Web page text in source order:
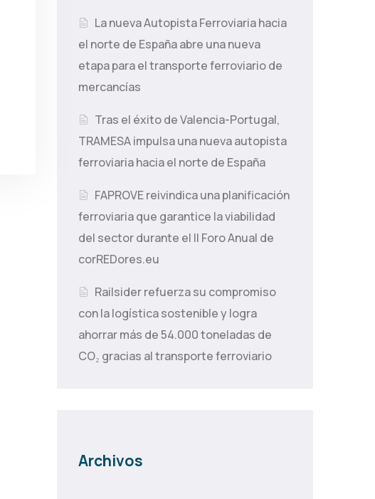
La nueva Autopista Ferroviaria hacia
el norte de España abre una nueva
etapa para el transporte ferroviario de
mercancías
Tras el éxito de Valencia-Portugal,
TRAMESA impulsa una nueva autopista
ferroviaria hacia el norte de España
FAPROVE reivindica una planificación
ferroviaria que garantice la viabilidad
del sector durante el II Foro Anual de
corREDores.eu
Railsider refuerza su compromiso
con la logística sostenible y logra
ahorrar más de 54.000 toneladas de
CO₂ gracias al transporte ferroviario
Archivos